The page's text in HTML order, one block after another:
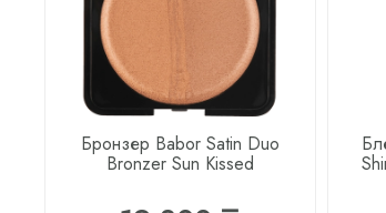
Бронзер Babor Satin Duo
Bronzer Sun Kissed